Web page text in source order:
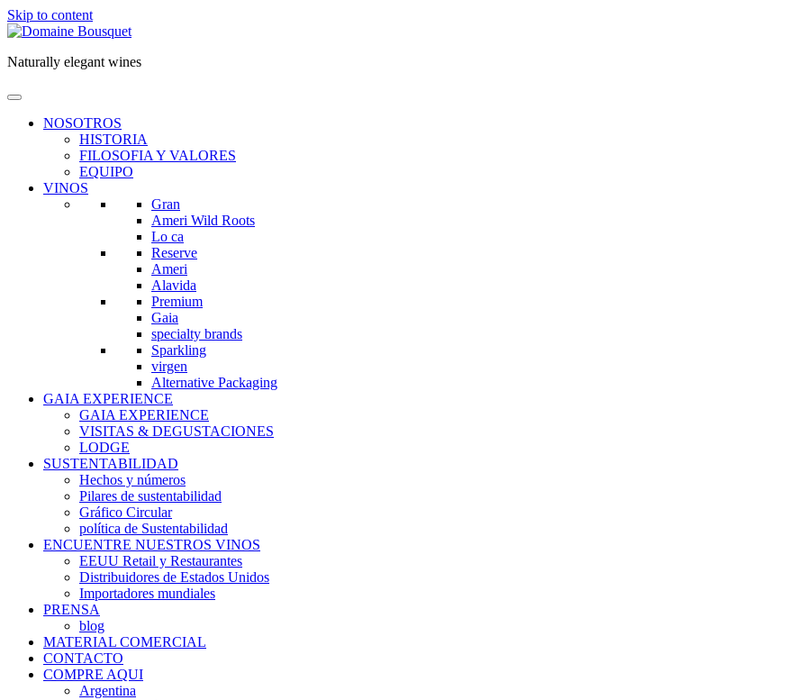
Skip to content
Naturally elegant wines
NOSOTROS
HISTORIA
FILOSOFIA Y VALORES
EQUIPO
VINOS
Gran
Ameri Wild Roots
Lo ca
Reserve
Ameri
Alavida
Premium
Gaia
specialty brands
Sparkling
virgen
Alternative Packaging
GAIA EXPERIENCE
GAIA EXPERIENCE
VISITAS & DEGUSTACIONES
LODGE
SUSTENTABILIDAD
Hechos y números
Pilares de sustentabilidad
Gráfico Circular
política de Sustentabilidad
ENCUENTRE NUESTROS VINOS
EEUU Retail y Restaurantes
Distribuidores de Estados Unidos
Importadores mundiales
PRENSA
blog
MATERIAL COMERCIAL
CONTACTO
COMPRE AQUI
Argentina